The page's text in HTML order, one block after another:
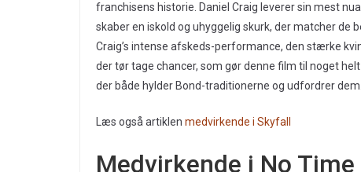
franchisens historie. Daniel Craig leverer sin mest
skaber en iskold og uhyggelig skurk, der matcher
Craig’s intense afskeds-performance, den stærke
der tør tage chancer, som gør denne film til noget
der både hylder Bond-traditionerne og udfordrer dem.
Læs også artiklen medvirkende i Skyfall
Medvirkende i No